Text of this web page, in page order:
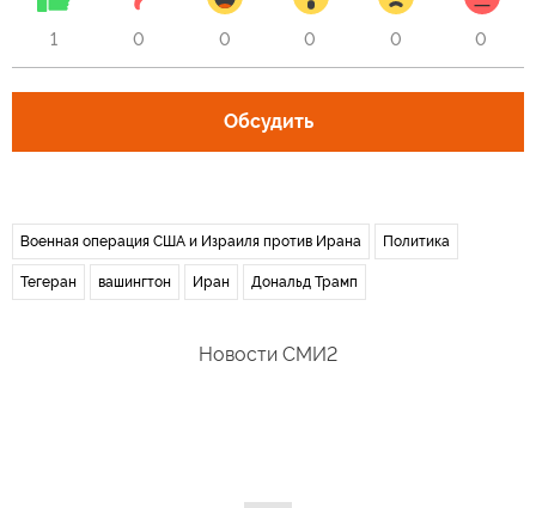
1 0 0 0 0 0
Обсудить
Военная операция США и Израиля против Ирана Политика
Тегеран вашингтон Иран Дональд Трамп
Новости СМИ2